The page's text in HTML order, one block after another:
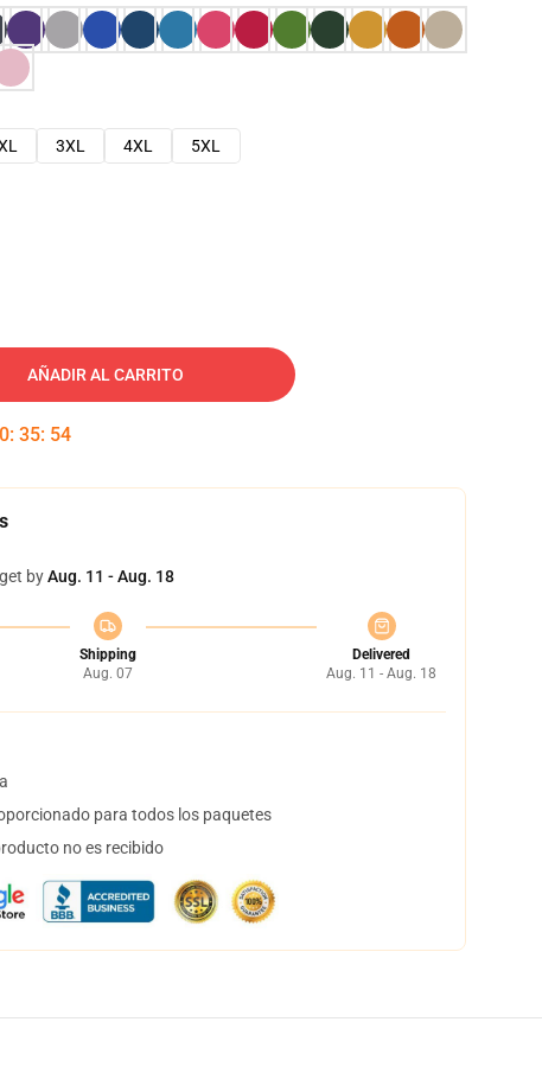
3XL 4XL
5XL
AÑADIR AL CARRITO
: 35: 53
byAug. 11 - Aug. 18
Shipping
Aug. 07
Delivered
Aug. 11 - Aug. 18
para todos los paquetes
no es recibido